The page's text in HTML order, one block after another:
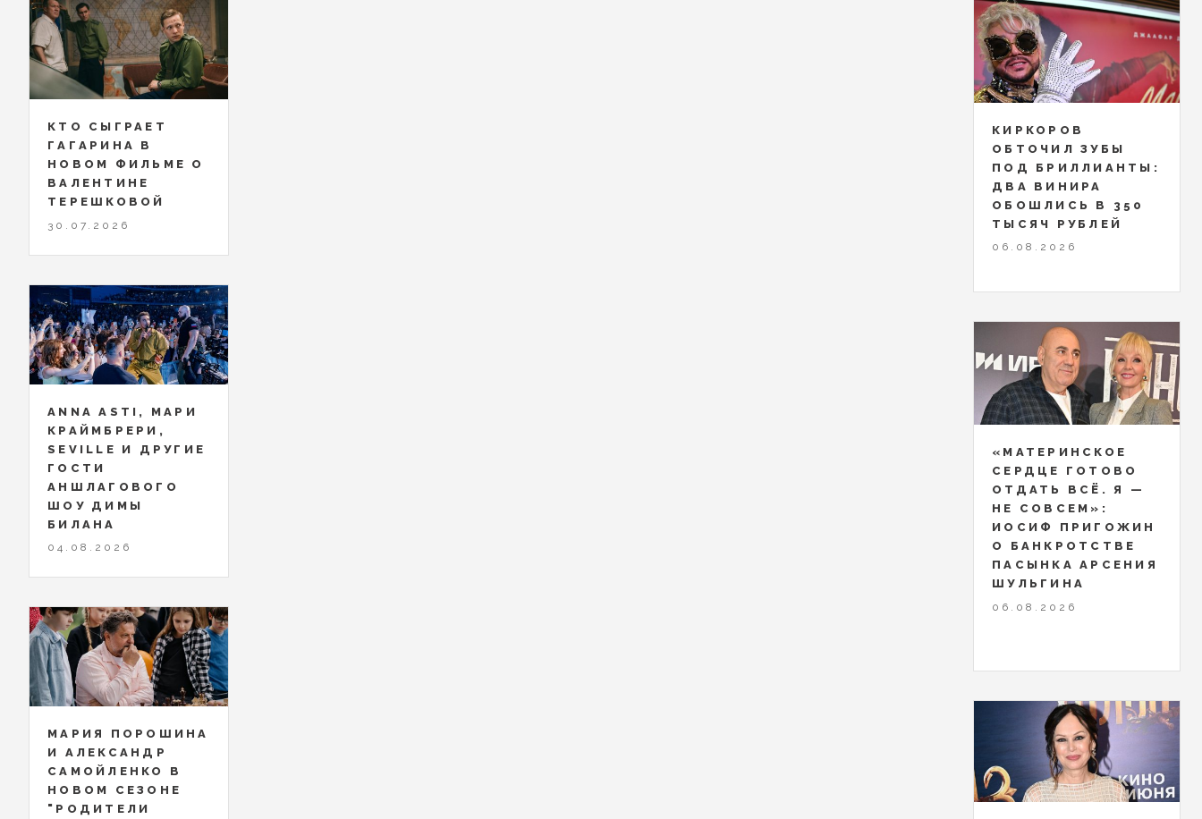
КТО СЫГРАЕТ
ГАГАРИНА В
НОВОМ ФИЛЬМЕ О
ВАЛЕНТИНЕ
ТЕРЕШКОВОЙ
30.07.2026
ANNA ASTI, МАРИ
КРАЙМБРЕРИ,
SEVILLE И ДРУГИЕ
ГОСТИ
АНШЛАГОВОГО
ШОУ ДИМЫ
БИЛАНА
04.08.2026
МАРИЯ ПОРОШИНА
И АЛЕКСАНДР
САМОЙЛЕНКО В
НОВОМ СЕЗОНЕ
"РОДИТЕЛИ
КИРКОРОВ
ОБТОЧИЛ ЗУБЫ
ПОД БРИЛЛИАНТЫ:
ДВА ВИНИРА
ОБОШЛИСЬ В 350
ТЫСЯЧ РУБЛЕЙ
06.08.2026
«МАТЕРИНСКОЕ
СЕРДЦЕ ГОТОВО
ОТДАТЬ ВСЁ. Я —
НЕ СОВСЕМ»:
ИОСИФ ПРИГОЖИН
О БАНКРОТСТВЕ
ПАСЫНКА АРСЕНИЯ
ШУЛЬГИНА
06.08.2026